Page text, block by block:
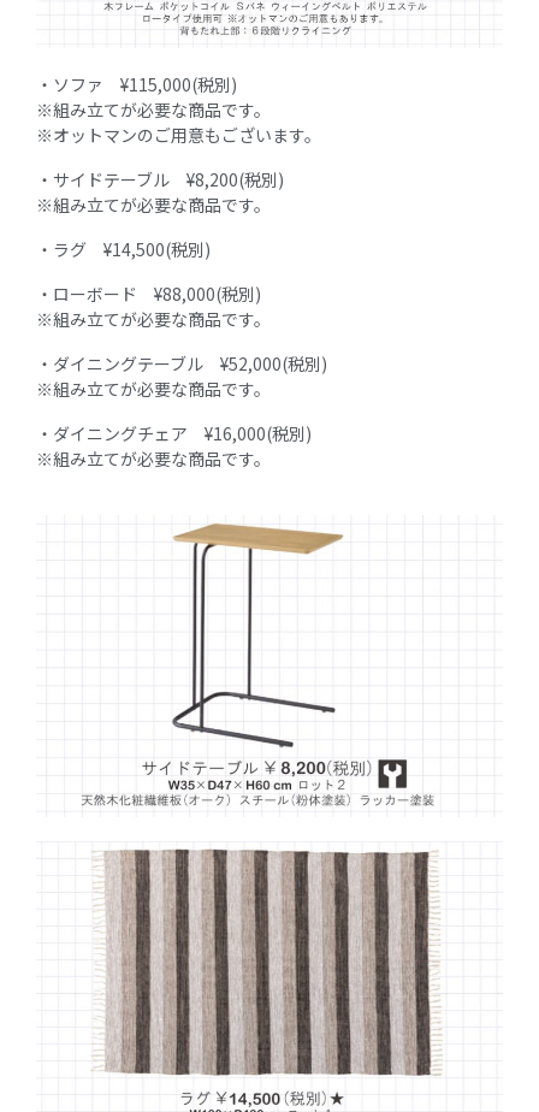
・ソファ ¥115,000(税別)
※組み立てが必要な商品です。
※オットマンのご用意もございます。
・サイドテーブル ¥8,200(税別)
※組み立てが必要な商品です。
・ラグ ¥14,500(税別)
・ローボード ¥88,000(税別)
※組み立てが必要な商品です。
・ダイニングテーブル ¥52,000(税別)
※組み立てが必要な商品です。
・ダイニングチェア ¥16,000(税別)
※組み立てが必要な商品です。